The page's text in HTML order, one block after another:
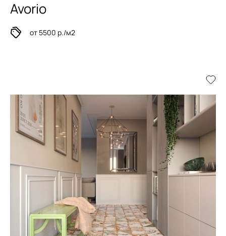
Avorio
от 5500 р./м2